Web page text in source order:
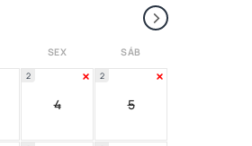
›
SEX SÁB
4
2
5
2